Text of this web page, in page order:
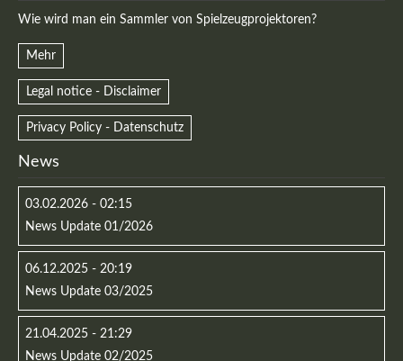
Wie wird man ein Sammler von Spielzeugprojektoren?
Mehr
Legal notice - Disclaimer
Privacy Policy - Datenschutz
News
03.02.2026 - 02:15
News Update 01/2026
06.12.2025 - 20:19
News Update 03/2025
21.04.2025 - 21:29
News Update 02/2025